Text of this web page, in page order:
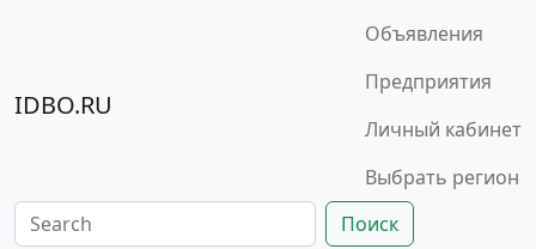
IDBO.RU
Объявления
Предприятия
Личный кабинет
Выбрать регион
Поиск